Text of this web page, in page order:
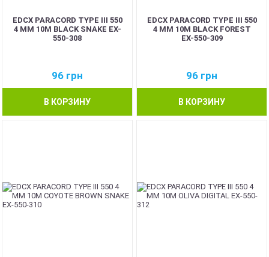
EDCX PARACORD TYPE III 550
4 ММ 10М BLACK SNAKE EX-
550-308
96 грн
В КОРЗИНУ
EDCX PARACORD TYPE III 550
4 ММ 10М BLACK FOREST
EX-550-309
96 грн
В КОРЗИНУ